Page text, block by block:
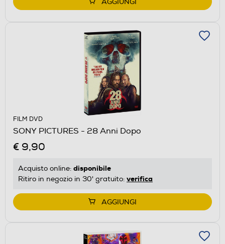
FILM DVD
SONY PICTURES - 28 Anni Dopo
€ 9,90
Acquisto online: disponibile
Ritiro in negozio in 30' gratuito: verifica
AGGIUNGI